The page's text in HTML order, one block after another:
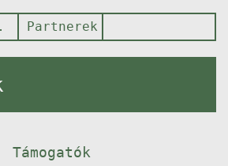
Partnerek
Támogatók